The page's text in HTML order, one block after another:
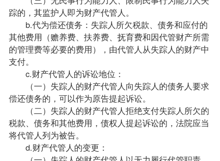
踪的，其监护人即为财产代管人。
b.代为偿还债务：失踪人所欠税款、债务和应付的
其他费用（赡养费、扶养费、抚育费和因代管财产所需
的管理费等必要的费用），由代管人从失踪人的财产中
支付。
c.财产代管人的诉讼地位：
（一）失踪人的财产代管人向失踪人的债务人要求
偿还债务的，可以作为原告提起诉讼。
（二）失踪人的财产代管人拒绝支付失踪人所欠的
税款、债务和其他费用，债权人提起诉讼的，法院应当
将代管人列为被告。
d.财产代管人的变更：